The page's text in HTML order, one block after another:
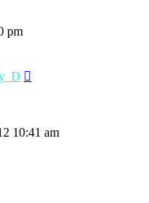
pm
10:41 am